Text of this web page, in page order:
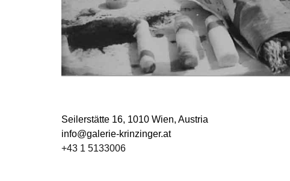
Seilerstätte 16, 1010 Wien, Austria
info@galerie-krinzinger.at
+43 1 5133006